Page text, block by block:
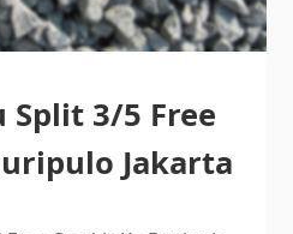
Split 3/5 Free
Jakarta